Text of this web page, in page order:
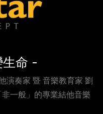
命 -
演奏家 暨 音樂教育家 劉
一般」的專業結他音樂